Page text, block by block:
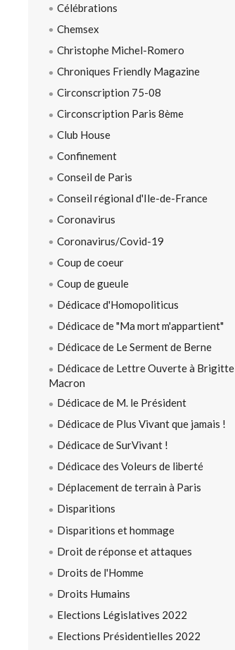
Célébrations
Chemsex
Christophe Michel-Romero
Chroniques Friendly Magazine
Circonscription 75-08
Circonscription Paris 8ème
Club House
Confinement
Conseil de Paris
Conseil régional d'Ile-de-France
Coronavirus
Coronavirus/Covid-19
Coup de coeur
Coup de gueule
Dédicace d'Homopoliticus
Dédicace de "Ma mort m'appartient"
Dédicace de Le Serment de Berne
Dédicace de Lettre Ouverte à Brigitte
Macron
Dédicace de M. le Président
Dédicace de Plus Vivant que jamais !
Dédicace de SurVivant !
Dédicace des Voleurs de liberté
Déplacement de terrain à Paris
Disparitions
Disparitions et hommage
Droit de réponse et attaques
Droits de l'Homme
Droits Humains
Elections Législatives 2022
Elections Présidentielles 2022